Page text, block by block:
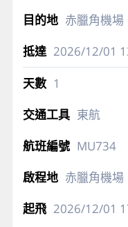
赤臘角機場
2026/12/01
1
東航
MU734
赤臘角機場
2026/12/01